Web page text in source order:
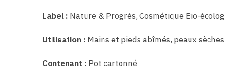
Label : Nature & Progrès, Cosmétique Bio-
Utilisation : Mains et pieds abîmés, peaux sèches
Contenant : Pot cartonné